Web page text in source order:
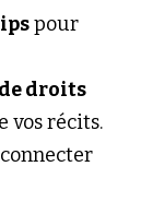
pour
droits
vos récits.